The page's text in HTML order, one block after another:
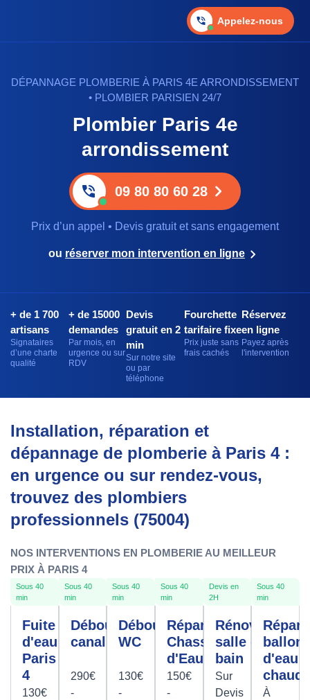
Appelez-nous
DÉPANNAGE PLOMBERIE À PARIS 4E ARRONDISSEMENT
• PLOMBIER PARISIEN 24/7
Plombier Paris 4e
arrondissement
09 80 80 60 28
Prix d’un appel • Devis gratuit et sans engagement
ou réserver mon intervention en ligne
+ de 1 700
artisans
Signataires
d’une charte
qualité
+ de 15000
demandes
Par mois, en
urgence ou sur
RDV
Devis
gratuit en 2
min
Sur notre site
ou par
téléphone
Fourchette
tarifaire fixe
Prix juste sans
frais cachés
Réservez
en ligne
Payez après
l'intervention
Installation, réparation et
dépannage de plomberie à Paris 4 :
en urgence ou sur rendez-vous,
trouvez des plombiers
professionnels (75004)
NOS INTERVENTIONS EN PLOMBERIE AU MEILLEUR
PRIX À PARIS 4
Sous 40
min
Fuite
d'eau
Paris
4
130€
Sous 40
min
Débouchage
canalisation
290€
-
Sous 40
min
Débouchage
WC
130€
-
Sous 40
min
Réparation
Chasse
d'Eau
150€
-
Devis en
2H
Rénovation
salle de
bain
Sur
Devis
Sous 40
min
ballon
d'eau
À